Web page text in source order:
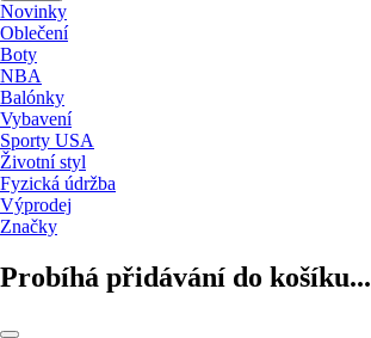
Novinky
Oblečení
Boty
NBA
Balónky
Vybavení
Sporty USA
Životní styl
Fyzická údržba
Výprodej
Značky
Probíhá přidávání do košíku...